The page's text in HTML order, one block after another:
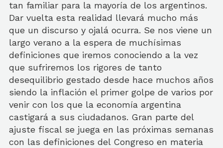
tan familiar para la mayoría de los argentinos.
Dar vuelta esta realidad llevará mucho más
que un discurso y ojalá ocurra. Se nos viene un
largo verano a la espera de muchísimas
definiciones que iremos conociendo a la vez
que sufriremos los rigores de tanto
desequilibrio gestado desde hace muchos años
siendo la inflación el primer golpe de varios por
venir con los que la economía argentina
castigará a sus ciudadanos. Gran parte del
ajuste fiscal se juega en las próximas semanas
con las definiciones del Congreso en materia